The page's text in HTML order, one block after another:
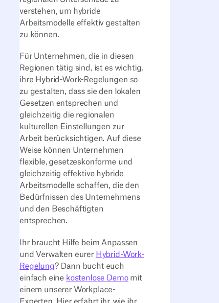
verstehen, um hybride
Arbeitsmodelle effektiv gestalten
zu können.
Für Unternehmen, die in diesen
Regionen tätig sind, ist es wichtig,
ihre Hybrid-Work-Regelungen so
zu gestalten, dass sie den lokalen
Gesetzen entsprechen und
gleichzeitig die regionalen
kulturellen Einstellungen zur
Arbeit berücksichtigen. Auf diese
Weise können Unternehmen
flexible, gesetzeskonforme und
gleichzeitig effektive hybride
Arbeitsmodelle schaffen, die den
Bedürfnissen des Unternehmens
und den Beschäftigten
entsprechen.
Ihr braucht Hilfe beim Anpassen
und Verwalten eurer Hybrid-Work-
Regelung? Dann bucht euch
einfach eine kostenlose Demomit
einem unserer Workplace-